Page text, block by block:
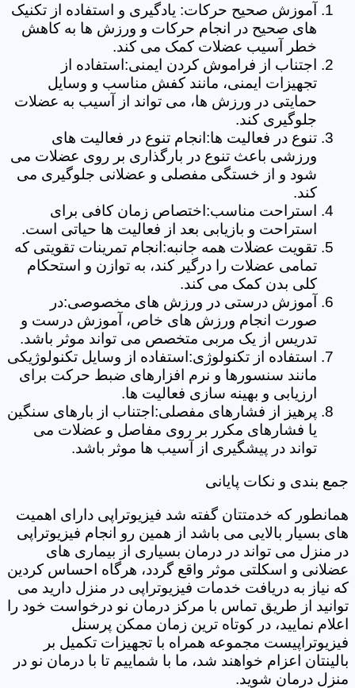
آموزش صحیح حرکات: یادگیری و استفاده از تکنیک
های صحیح در انجام حرکات و ورزش ها به کاهش
خطر آسیب عضلات کمک می کند.
اجتناب از فراموش کردن ایمنی:استفاده از
تجهیزات ایمنی، مانند کفش مناسب و وسایل
حمایتی در ورزش ها، می تواند از آسیب به عضلات
جلوگیری کند.
تنوع در فعالیت ها:انجام تنوع در فعالیت های
ورزشی باعث تنوع در بارگذاری بر روی عضلات می
شود و از خستگی مفصلی و عضلانی جلوگیری می
کند.
استراحت مناسب:اختصاص زمان کافی برای
استراحت و بازیابی بعد از فعالیت ها حیاتی است.
تقویت عضلات همه جانبه:انجام تمرینات تقویتی که
تمامی عضلات را درگیر کند، به توازن و استحکام
کلی بدن کمک می کند.
آموزش درستی در ورزش های مخصوصی:در
صورت انجام ورزش های خاص، آموزش درست و
تدریس از یک مربی متخصص می تواند موثر باشد.
استفاده از تکنولوژی:استفاده از وسایل تکنولوژیکی
مانند سنسورها و نرم افزارهای ضبط حرکت برای
ارزیابی و بهینه سازی فعالیت ها.
پرهیز از فشارهای مفصلی:اجتناب از بارهای سنگین
یا فشارهای مکرر بر روی مفاصل و عضلات می
تواند در پیشگیری از آسیب ها موثر باشد.
جمع بندی و نکات پایانی
همانطور که خدمتتان گفته شد فیزیوتراپی دارای اهمیت
های بسیار بالایی می باشد از همین رو انجام فیزیوتراپی
در منزل می تواند در درمان بسیاری از بیماری های
عضلانی و اسکلتی موثر واقع گردد، هرگاه احساس کردین
که نیاز به دریافت خدمات فیزیوتراپی در منزل دارید می
توانید از طریق تماس با مرکز درمان نو درخواست خود را
اعلام نمایید، در کوتاه ترین زمان ممکن پرسنل
فیزیوتراپیست مجموعه همراه با تجهیزات تکمیل بر
بالینتان اعزام خواهند شد، ما با شماییم تا با درمان نو در
منزل درمان شوید.